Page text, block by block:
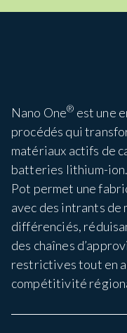
Nano One® est une
procédés qui
matériaux actifs de
batteries lithium-
Pot permet une
avec des intrants
différenciés,
des chaînes
restrictives tout en
compétitivité